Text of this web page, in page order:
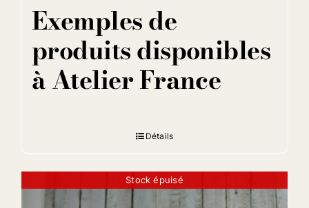
Exemples de
produits disponibles
à Atelier France
Détails
Stock épuisé